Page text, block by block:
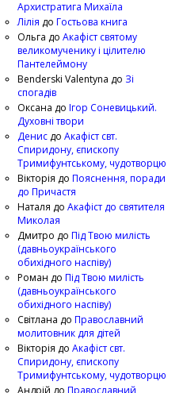
Архистратига Михаїла
Лілія до Гостьова книга
Ольга до Акафіст святому
великомученику і цілителю
Пантелеймону
Benderski Valentyna до Зі
спогадів
Оксана до Ігор Соневицький.
Духовні твори
Денис до Акафіст свт.
Спиридону, єпископу
Тримифунтському, чудотворцю
Вікторія до Пояснення, поради
до Причастя
Наталя до Акафіст до святителя
Миколая
Дмитро до Під Твою милість
(давньоукраїнського
обихідного наспіву)
Роман до Під Твою милість
(давньоукраїнського
обихідного наспіву)
Світлана до Православний
молитовник для дітей
Вікторія до Акафіст свт.
Спиридону, єпископу
Тримифунтському, чудотворцю
Андрій до Православний